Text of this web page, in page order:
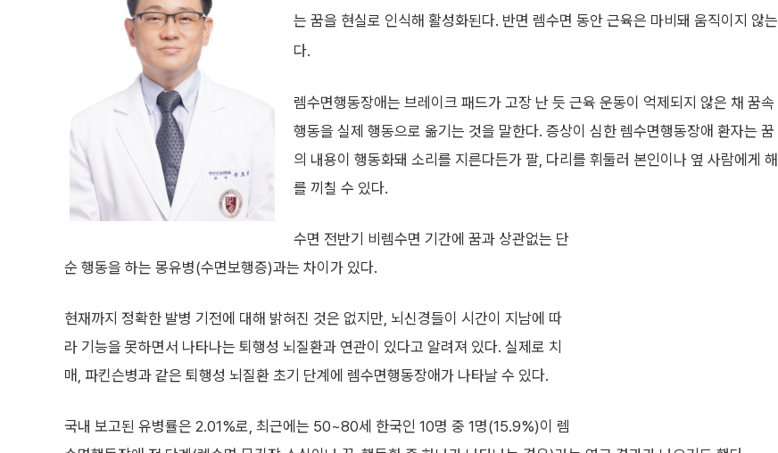
는 꿈을 현실로 인식해 활성화된다. 반면 렘수면 동안 근육은 마비돼 움직이지 않는
다.
렘수면행동장애는 브레이크 패드가 고장 난 듯 근육 운동이 억제되지 않은 채 꿈속
행동을 실제 행동으로 옮기는 것을 말한다. 증상이 심한 렘수면행동장애 환자는 꿈
의 내용이 행동화돼 소리를 지른다든가 팔, 다리를 휘둘러 본인이나 옆 사람에게 해
를 끼칠 수 있다.
수면 전반기 비렘수면 기간에 꿈과 상관없는 단
순 행동을 하는 몽유병(수면보행증)과는 차이가 있다.
현재까지 정확한 발병 기전에 대해 밝혀진 것은 없지만, 뇌신경들이 시간이 지남에 따
라 기능을 못하면서 나타나는 퇴행성 뇌질환과 연관이 있다고 알려져 있다. 실제로 치
매, 파킨슨병과 같은 퇴행성 뇌질환 초기 단계에 렘수면행동장애가 나타날 수 있다.
국내 보고된 유병률은 2.01%로, 최근에는 50~80세 한국인 10명 중 1명(15.9%)이 렘